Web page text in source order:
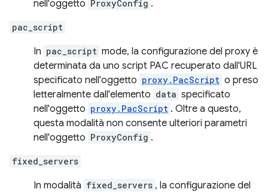
nell'oggetto ProxyConfig .
pac_script
In pac_script mode, la configurazione del proxy è
determinata da uno script PAC recuperato dall'URL
specificato nell'oggetto proxy.PacScript o preso
letteralmente dall'elemento data specificato
nell'oggetto proxy.PacScript . Oltre a questo,
questa modalità non consente ulteriori parametri
nell'oggetto ProxyConfig .
fixed_servers
In modalità fixed_servers , la configurazione del